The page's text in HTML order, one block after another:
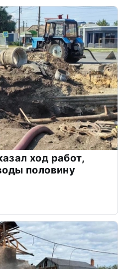
ход работ,
половину